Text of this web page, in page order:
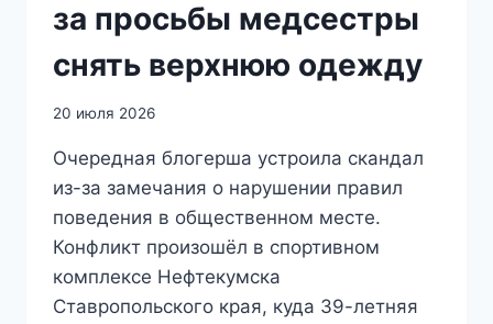
за просьбы медсестры
снять верхнюю одежду
20 июля 2026
Очередная блогерша устроила скандал
из-за замечания о нарушении правил
поведения в общественном месте.
Конфликт произошёл в спортивном
комплексе Нефтекумска
Ставропольского края, куда 39-летняя